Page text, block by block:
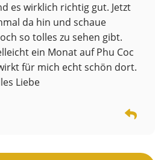
es wirklich richtig gut. Jetzt
da hin und schaue
so tolles zu sehen gibt.
ein Monat auf Phu Coc
für mich echt schön dort.
Liebe